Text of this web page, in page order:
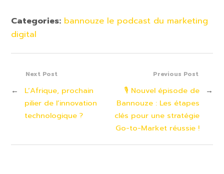
Categories: bannouze le podcast du marketing
digital
Previous Post
🎙 Nouvel épisode de
Bannouze : Les étapes
clés pour une stratégie
Go-to-Market réussie !
→
Next Post
←
L’Afrique, prochain
pilier de l’innovation
technologique ?